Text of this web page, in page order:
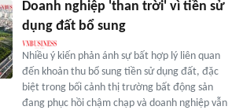
Doanh nghiệp 'than trời' vì tiền sử
dụng đất bổ sung
Nhiều ý kiến phản ánh sự bất hợp lý liên quan
đến khoản thu bổ sung tiền sử dụng đất, đặc
biệt trong bối cảnh thị trường bất động sản
đang phục hồi chậm chạp và doanh nghiệp vẫn